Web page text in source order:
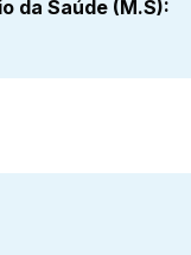
da Saúde (M.S):